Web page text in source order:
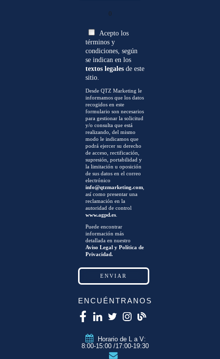
0
Acepto los
términos y
condiciones, según
se indican en los
textos legalesde este
sitio.
Desde QTZ Marketing le
informamos que los datos
recogidos en este
formulario son necesarios
para gestionar la solicitud
y/o consulta que está
realizando, del mismo
modo le indicamos que
podrá ejercer su derecho
de acceso, rectificación,
supresión, portabilidad y
la limitación u oposición
de sus datos en el correo
electrónico
info@qtzmarketing.com,
así como presentar una
reclamación en la
autoridad de control
www.agpd.es.
Puede encontrar
información más
detallada en nuestro
Aviso Legal y Política de
Privacidad.
ENCUÉNTRANOS
Horario de L a V:
8:00-15:00 /17:00-19:30